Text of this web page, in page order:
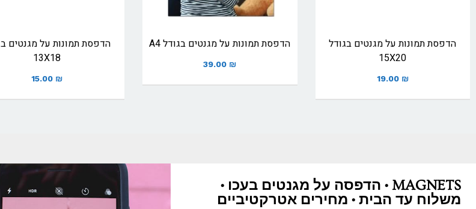
הדפסת תמונות על מגנטים בגודל
15X20
19.00 ₪
הדפסת תמונות על מגנטים בגודל A4
39.00 ₪
הדפסת תמונות על מגנטים
13X18
15.00 ₪
MAGNETS • הדפסה על מגנטים בעכו •
משלוח עד הבית • מחירים אטרקטיביים